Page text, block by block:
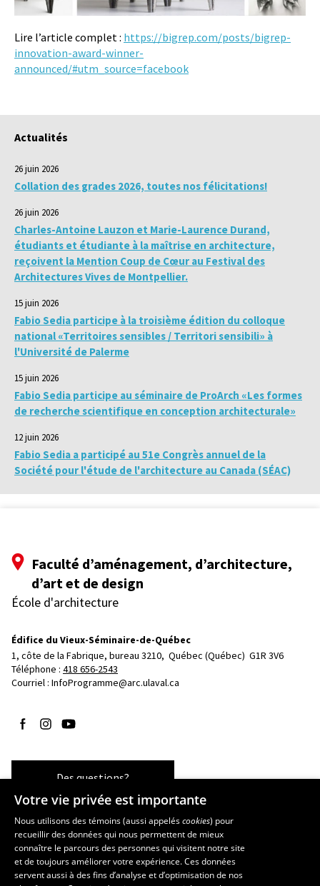
Lire l’article complet : https://bigrep.com/posts/bigrep-
innovation-award-winner-
announced/#utm_source=facebook​
Actualités
26 juin 2026
Collation des grades 2026, toutes nos félicitations!
26 juin 2026
Charles-Antoine Lauzon et Marie-Laurence Durand,
étudiants et étudiante à la maîtrise en architecture,
reçoivent la Mention Coup de Cœur au Festival des
Architectures Vives de Montpellier.
15 juin 2026
Fabio Sedia participe à la troisième édition du colloque
national «Territoires sensibles / Territori sensibili» à
l'Université de Palerme
15 juin 2026
Fabio Sedia participe au séminaire de ProArch «Les formes
de recherche scientifique en conception architecturale»
12 juin 2026
Fabio Sedia a participé au 51e Congrès annuel de la
Société pour l'étude de l'architecture au Canada (SÉAC)
Faculté d’aménagement, d’architecture,
d’art et de design
École d'architecture
Édifice du Vieux-Séminaire-de-Québec
1, côte de la Fabrique, bureau 3210, Québec (Québec)  G1R 3V6
Téléphone : 418 656-2543
Courriel : InfoProgramme@arc.ulaval.ca
Suivez-nous sur Facebook
Suivez-nous sur Instagram
Suivez-nous sur YouTube
Des questions?
Les écoles et la recherche
École d’art
École supérieure d’aménagement du territoire et de développement
Votre vie privée est importante
Nous utilisons des témoins (aussi appeléscookies) pour
recueillir des données qui nous permettent de mieux
connaître le parcours des personnes qui visitent notre site
et de toujours améliorer votre expérience. Ces données
servent aussi à des fins d’analyse et d’optimisation de nos